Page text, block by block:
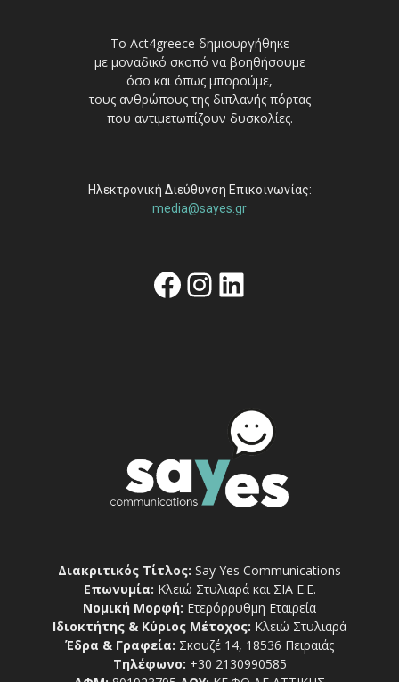
Το Act4greece δημιουργήθηκε
με μοναδικό σκοπό να βοηθήσουμε
όσο και όπως μπορούμε,
τους ανθρώπους της διπλανής πόρτας
που αντιμετωπίζουν δυσκολίες.
Ηλεκτρονική Διεύθυνση Επικοινωνίας:
media@sayes.gr
Facebook
Instagram
Linkedin
Διακριτικός Τίτλος: Say Yes Communications
Επωνυμία: Κλειώ Στυλιαρά και ΣΙΑ Ε.Ε.
Νομική Μορφή: Ετερόρρυθμη Εταιρεία
Ιδιοκτήτης & Κύριος Μέτοχος: Κλειώ Στυλιαρά
Έδρα & Γραφεία: Σκουζέ 14, 18536 Πειραιάς
Τηλέφωνο: +30 2130990585